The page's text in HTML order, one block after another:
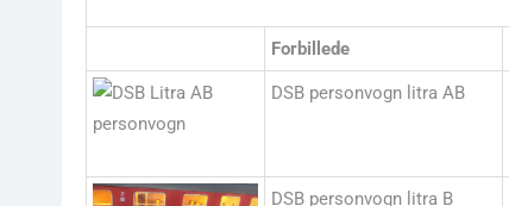
Forbillede
DSB personvogn litra AB
DSB personvogn litra B